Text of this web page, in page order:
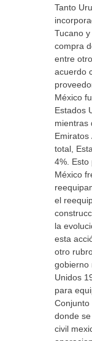
Tanto
Tucano y
compra
entre
acuerdo
México
Estados
mientras
Emiratos
total,
4%. Esto
México
el
la
esta
otro
gobierno
Unidos
para
Conjunto
donde se
civil